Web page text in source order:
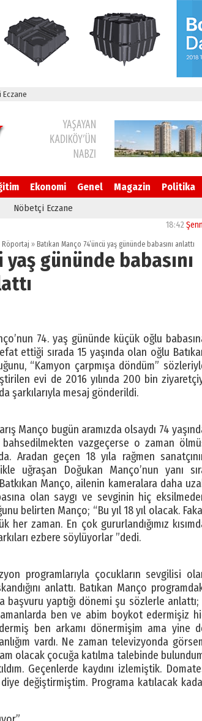
Eczane
Ekonomi Genel Magazin Politika
Nöbetçi Eczane
Şennur
Röportaj »Batıkan Manço 74’üncü yaş gününde babasını anlattı
yaş gününde babasını
74. yaş gününde küçük oğlu
ettiği sırada 15 yaşında olan oğlu
“Kamyon çarpmışa döndüm”
evi de 2016 yılında 200 bin
şarkılarıyla mesaj gönderildi.
Manço bugün aramızda olsaydı 74
vazgeçerse o zaman
Aradan geçen 18 yıla rağmen
uğraşan Doğukan Manço’nun yanı
Manço, ailenin kameralara daha
olan saygı ve sevginin hiç
belirten Manço; “Bu yıl 18 yıl olacak.
zaman. En çok gururlandığımız
ezbere söylüyorlar ”dedi.
programlarıyla çocukların sevgilisi
anlattı. Batıkan Manço
başvuru yaptığı dönemi şu sözlerle anlattı;
ben ve abim boykot edermişiz
ben arkamı dönermişim ama yine
vardı. Ne zaman televizyonda
olacak çocuğa katılma talebinde
Geçenlerde kaydını izlemiştik.
değiştirmiştim. Programa katılacak